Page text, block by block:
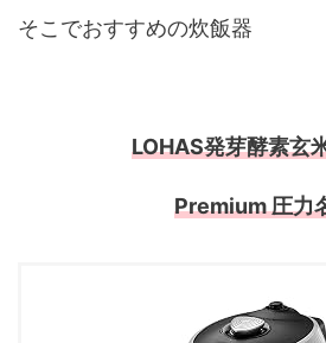
そこでおすすめの炊飯器
LOHAS発芽酵素玄
Premium 圧力